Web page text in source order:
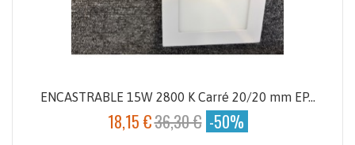
ENCASTRABLE 15W 2800 K Carré 20/20 mm EP...
18,15 €36,30 € -50%